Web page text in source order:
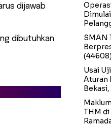
dijawab
dibutuhkan
SMAN
(44608)
Usai
Aturan
THM